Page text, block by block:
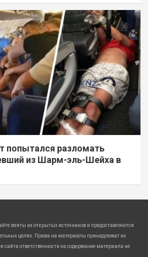
попытался разломать
из Шарм-эль-Шейха в
взяты из открытых источников и предоставляются
целях. Права на материалы принадлежат их
ответственности за содержание материала не